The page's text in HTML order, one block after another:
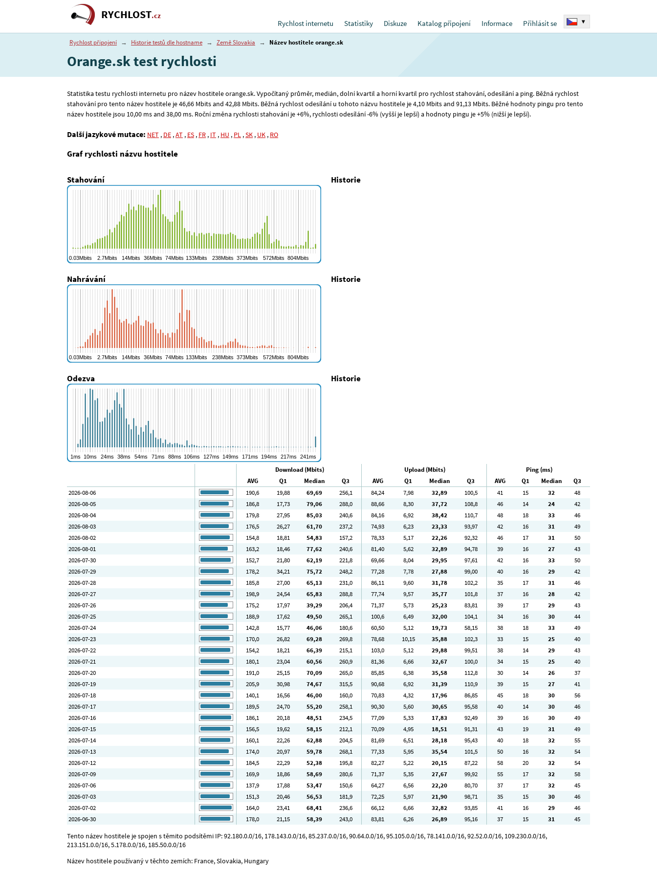
RYCHLOST.cz
Rychlost internetu
Statistiky Diskuze Katalog připojení Informace Přihlásit se ▾
Rychlost připojení → Historie testů dle hostname → Země Slovakia → Název hostitele orange.sk
Orange.sk test rychlosti
Statistika testu rychlosti internetu pro název hostitele orange.sk. Vypočítaný průměr, medián, dolní kvartil a horní kvartil pro rychlost stahování, odesílání a ping. Běžná rychlost
stahování pro tento název hostitele je 46,66 Mbits and 42,88 Mbits. Běžná rychlost odesílání u tohoto názvu hostitele je 4,10 Mbits and 91,13 Mbits. Běžné hodnoty pingu pro tento
název hostitele jsou 10,00 ms and 38,00 ms. Roční změna rychlosti stahování je +6%, rychlosti odesílání -6% (vyšší je lepší) a hodnoty pingu je +5% (nižší je lepší).
Další jazykové mutace: NET , DE ,AT , ES , FR , IT , HU , PL ,SK , UK , RO
Graf rychlosti názvu hostitele
Stahování Historie
Nahrávání Historie
Odezva Historie
Download (Mbits) Upload (Mbits)
Ping (ms)
AVG
Q1 Median Q3 AVG Q1 Median Q3 AVG Q1 Median
Q3
2026-08-06
190,6 19,88 69,69 256,1 84,24 7,98 32,89 100,5 41 15 32
48
2026-08-05
186,8 17,73 79,06 288,0 88,66 8,30 37,72 108,8 46 14 24
42
2026-08-04
179,8 27,95 85,03 240,6 84,16 6,92 38,42 110,7 48 18 33
46
2026-08-03
176,5 26,27 61,70 237,2 74,93 6,23 23,33 93,97 42 16 31
49
2026-08-02
154,8 18,81 54,83 157,2 78,33 5,17 22,26 92,32 46 17 31
50
2026-08-01
163,2 18,46 77,62 240,6 81,40 5,62 32,89 94,78 39 16 27
43
2026-07-30
152,7 21,80 62,19 221,8 69,66 8,04 29,95 97,61 42 16 33
50
2026-07-29
178,2 34,21 75,72 248,2 77,28 7,78 27,88 99,00 40 16 29
42
2026-07-28
185,8 27,00 65,13 231,0 86,11 9,60 31,78 102,2 35 17 31
46
2026-07-27
198,9 24,54 65,83 288,8 77,74 9,57 35,77 101,8 37 16 28
42
2026-07-26
175,2 17,97 39,29 206,4 71,37 5,73 25,23 83,81 39 17 29
43
2026-07-25
188,9 17,62 49,50 265,1 100,6 6,49 32,00 104,1 34 16 30
44
2026-07-24
142,8 15,77 46,06 180,6 60,50 5,12 19,73 58,15 38 18 33
49
2026-07-23
170,0 26,82 69,28 269,8 78,68 10,15 35,88 102,3 33 15 25
40
2026-07-22
154,2 18,21 66,39 215,1 103,0 5,12 29,88 99,51 38 14 29
43
2026-07-21
180,1 23,04 60,56 260,9 81,36 6,66 32,67 100,0 34 15 25
40
2026-07-20
191,0 25,15 70,09 265,0 85,85 6,38 35,58 112,8 30 14 26
37
2026-07-19
205,9 30,98 74,67 315,5 90,68 6,92 31,39 110,9 39 15 27
41
2026-07-18
140,1 16,56 46,00 160,0 70,83 4,32 17,96 86,85 45 18 30
56
2026-07-17
189,5 24,70 55,20 258,1 90,30 5,60 30,65 95,58 40 14 30
46
2026-07-16
186,1 20,18 48,51 234,5 77,09 5,33 17,83 92,49 39 16 30
49
2026-07-15
156,5 19,62 58,15 212,1 70,09 4,95 18,51 91,31 43 19 31
49
2026-07-14
160,1 22,26 62,88 204,5 81,69 6,51 28,18 95,43 40 18 32
55
2026-07-13
174,0 20,97 59,78 268,1 77,33 5,95 35,54 101,5 50 16 32
54
2026-07-12
184,5 22,29 52,38 195,8 82,27 5,22 20,15 87,22 58 20 32
54
2026-07-09
169,9 18,86 58,69 280,6 71,37 5,35 27,67 99,92 55 17 32
58
2026-07-06
137,9 17,88 53,47 150,6 64,27 6,56 22,20 80,70 37 17 32
45
2026-07-03
151,3 20,46 56,53 181,9 72,25 5,97 21,90 98,71 35 15 30
46
2026-07-02
164,0 23,41 68,41 236,6 66,12 6,66 32,82 93,85 41 16 29
46
2026-06-30
178,0 21,15 58,39 243,0 83,81 6,26 26,89 95,16 37 15 31 45
Tento název hostitele je spojen s těmito podsítěmi IP: 92.180.0.0/16, 178.143.0.0/16, 85.237.0.0/16, 90.64.0.0/16, 95.105.0.0/16, 78.141.0.0/16, 92.52.0.0/16, 109.230.0.0/16,
213.151.0.0/16, 5.178.0.0/16, 185.50.0.0/16
Název hostitele používaný v těchto zemích: France, Slovakia, Hungary